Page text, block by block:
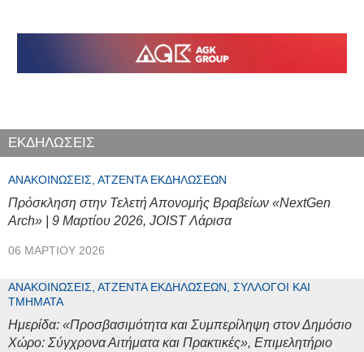
ΕΚΔΗΛΩΣΕΙΣ
ΑΝΑΚΟΙΝΏΣΕΙΣ, ΑΤΖΈΝΤΑ ΕΚΔΗΛΏΣΕΩΝ
Πρόσκληση στην Τελετή Απονομής Βραβείων «NextGen
Arch» | 9 Μαρτίου 2026, JOIST Λάρισα
06 ΜΑΡΤΊΟΥ 2026
ΑΝΑΚΟΙΝΏΣΕΙΣ, ΑΤΖΈΝΤΑ ΕΚΔΗΛΏΣΕΩΝ, ΣΎΛΛΟΓΟΙ ΚΑΙ
ΤΜΉΜΑΤΑ
Ημερίδα: «Προσβασιμότητα και Συμπερίληψη στον Δημόσιο
Χώρο: Σύγχρονα Αιτήματα και Πρακτικές», Επιμελητήριο